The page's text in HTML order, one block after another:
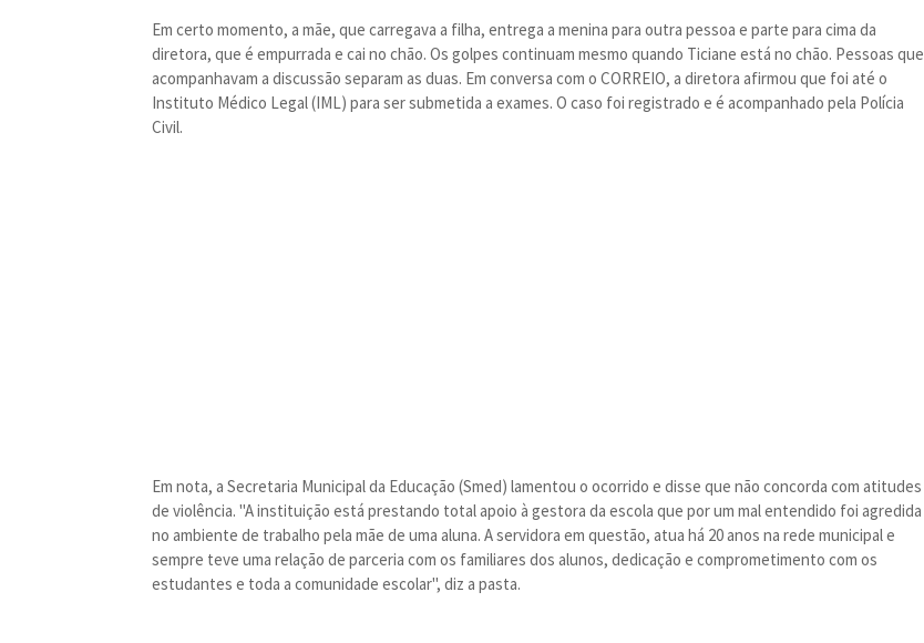
Em certo momento, a mãe, que carregava a filha, entrega a menina para outra pessoa e parte para cima da
diretora, que é empurrada e cai no chão. Os golpes continuam mesmo quando Ticiane está no chão. Pessoas que
acompanhavam a discussão separam as duas. Em conversa com o CORREIO, a diretora afirmou que foi até o
Instituto Médico Legal (IML) para ser submetida a exames. O caso foi registrado e é acompanhado pela Polícia
Civil.
Em nota, a Secretaria Municipal da Educação (Smed) lamentou o ocorrido e disse que não concorda com atitudes
de violência. "A instituição está prestando total apoio à gestora da escola que por um mal entendido foi agredida
no ambiente de trabalho pela mãe de uma aluna. A servidora em questão, atua há 20 anos na rede municipal e
sempre teve uma relação de parceria com os familiares dos alunos, dedicação e comprometimento com os
estudantes e toda a comunidade escolar", diz a pasta.